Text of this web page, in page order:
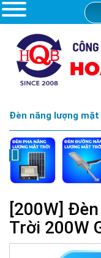
Đèn năng lượng
[200W]
Trời 200W